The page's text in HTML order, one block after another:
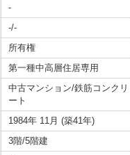
-
-/-
所有権
第一種中高層住居専用
中古マンション/鉄筋コンクリ
ート
1984年 11月 (築41年)
3階/5階建